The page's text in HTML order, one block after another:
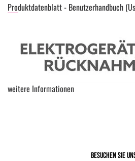
Produktdatenblatt - Benutzerhandbuch
weitere Informationen
Besuchen Sie